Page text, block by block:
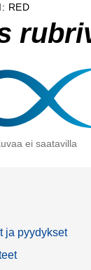
RED
ei saatavilla
ja pyydykset